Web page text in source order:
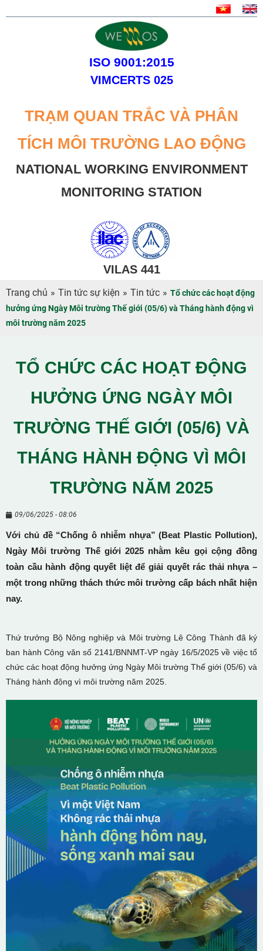
ISO 9001:2015
VIMCERTS 025
TRẠM QUAN TRẮC VÀ PHÂN
TÍCH MÔI TRƯỜNG LAO ĐỘNG
NATIONAL WORKING ENVIRONMENT
MONITORING STATION
VILAS 441
Trang chủ » Tin tức sự kiện » Tin tức » Tổ chức các hoạt động
hưởng ứng Ngày Môi trường Thế giới (05/6) và Tháng hành động vì
môi trường năm 2025
TỔ CHỨC CÁC HOẠT ĐỘNG
HƯỞNG ỨNG NGÀY MÔI
TRƯỜNG THẾ GIỚI (05/6) VÀ
THÁNG HÀNH ĐỘNG VÌ MÔI
TRƯỜNG NĂM 2025
09/06/2025 - 08:06
Với chủ đề “Chống ô nhiễm nhựa” (Beat Plastic Pollution),
Ngày Môi trường Thế giới 2025 nhằm kêu gọi cộng đồng
toàn cầu hành động quyết liệt để giải quyết rác thải nhựa –
một trong những thách thức môi trường cấp bách nhất hiện
nay.
Thứ trưởng Bộ Nông nghiệp và Môi trường Lê Công Thành đã ký
ban hành Công văn số 2141/BNNMT-VP ngày 16/5/2025 về việc tổ
chức các hoạt động hưởng ứng Ngày Môi trường Thế giới (05/6) và
Tháng hành động vì môi trường năm 2025.